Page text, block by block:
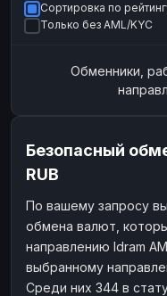
Binance
ЗК
WU
Сортировка по
Только без AML/KYC
Обменники,
Безопасный
RUB
По вашему запросу
обмена валют,
направлению Idram
выбранному
Среди них 344 в